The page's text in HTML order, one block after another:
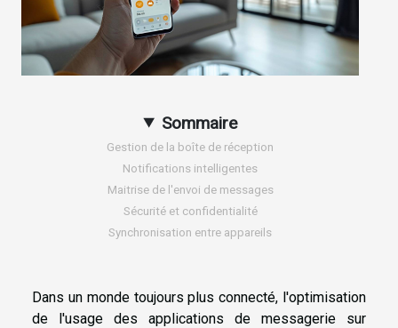
Sommaire
Gestion de la boîte de réception
Notifications intelligentes
Maitrise de l'envoi de messages
Sécurité et confidentialité
Synchronisation entre appareils
Dans un monde toujours plus connecté, l'optimisation
de l'usage des applications de messagerie sur